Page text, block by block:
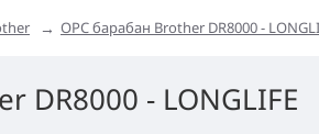
OPC барабан Brother DR8000 -
DR8000 - LONGLIFE